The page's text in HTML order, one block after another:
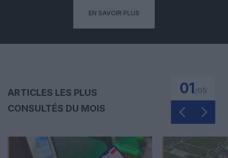
EN SAVOIR PLUS
ARTICLES LES PLUS
CONSULTÉS DU MOIS
01